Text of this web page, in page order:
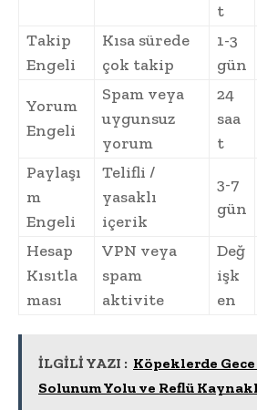
t
Takip
Engeli
Kısa sürede
çok takip
1-3
gün
Yorum
Engeli
Spam veya
uygunsuz
yorum
24
saa
t
Paylaşı
m
Engeli
Telifli /
yasaklı
içerik
3-7
gün
Hesap
Kısıtla
ması
VPN veya
spam
aktivite
Değ
işk
en
İLGİLİ YAZI : Köpeklerde
Solunum Yolu ve Reflü